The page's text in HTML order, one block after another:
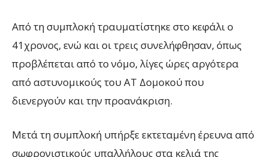
Από τη συμπλοκή τραυματίστηκε στο κεφάλι ο
41χρονος, ενώ και οι τρεις συνελήφθησαν, όπως
προβλέπεται από το νόμο, λίγες ώρες αργότερα
από αστυνομικούς του ΑΤ Δομοκού που
διενεργούν και την προανάκριση.
Μετά τη συμπλοκή υπήρξε εκτεταμένη έρευνα από
σωφρονιστικούς υπαλλήλους στα κελιά της